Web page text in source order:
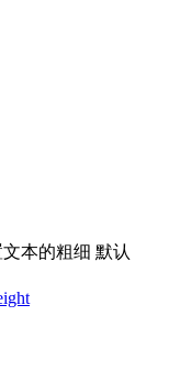
本的粗细 默认